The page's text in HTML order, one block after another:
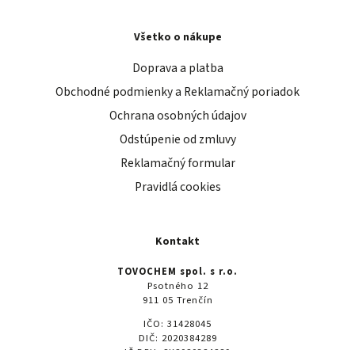
Všetko o nákupe
Doprava a platba
Obchodné podmienky a Reklamačný poriadok
Ochrana osobných údajov
Odstúpenie od zmluvy
Reklamačný formular
Pravidlá cookies
Kontakt
TOVOCHEM spol. s r.o.
Psotného 12
911 05 Trenčín
IČO: 31428045
DIČ: 2020384289